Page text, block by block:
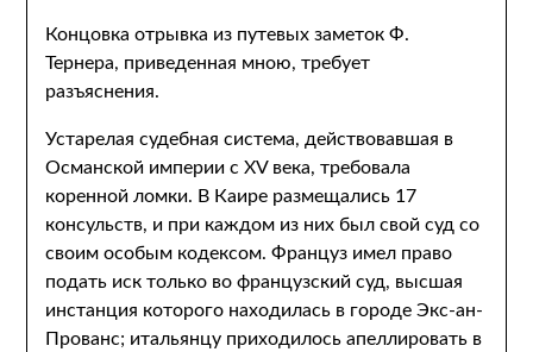
Концовка отрывка из путевых заметок Ф.
Тернера, приведенная мною, требует
разъяснения.
Устарелая судебная система, действовавшая в
Османской империи с XV века, требовала
коренной ломки. В Каире размещались 17
консульств, и при каждом из них был свой суд со
своим особым кодексом. Француз имел право
подать иск только во французский суд, высшая
инстанция которого находилась в городе Экс-ан-
Прованс; итальянцу приходилось апеллировать в